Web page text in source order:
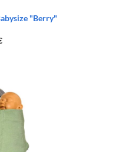
"Berry"